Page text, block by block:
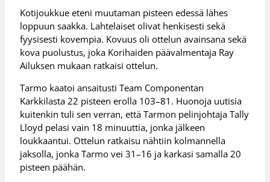
Kotijoukkue eteni muutaman pisteen edessä lähes
loppuun saakka. Lahtelaiset olivat henkisesti sekä
fyysisesti kovempia. Kovuus oli ottelun avainsana sekä
kova puolustus, joka Korihaiden päävalmentaja Ray
Ailuksen mukaan ratkaisi ottelun.
Tarmo kaatoi ansaitusti Team Componentan
Karkkilasta 22 pisteen erolla 103–81. Huonoja uutisia
kuitenkin tuli sen verran, että Tarmon pelinjohtaja Tally
Lloyd pelasi vain 18 minuuttia, jonka jälkeen
loukkaantui. Ottelun ratkaisu nähtiin kolmannella
jaksolla, jonka Tarmo vei 31–16 ja karkasi samalla 20
pisteen päähän.